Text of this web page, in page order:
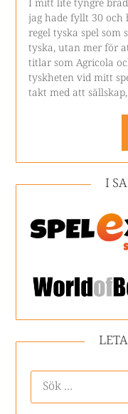
jag hade fyllt 30 och
regel tyska spel som
tyska, utan mer för
titlar som Agricola
tyskheten vid mitt
takt med att
I